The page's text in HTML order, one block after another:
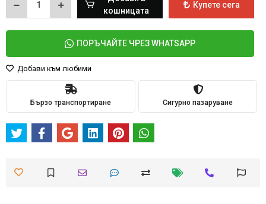
кошницата
Купете сега
ПОРЪЧАЙТЕ ЧРЕЗ WHATSAPP
Добави към любими
Бързо транспортиране Сигурно пазаруване